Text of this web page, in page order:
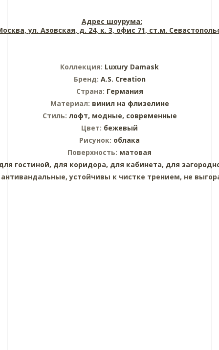
Адрес шоурума:
ул. Азовская, д. 24, к. 3, офис 71, ст.м.
Коллекция: Luxury Damask
Бренд: A.S. Creation
Страна: Германия
Материал: винил на флизелине
Стиль: лофт, модные, современные
Цвет: бежевый
Рисунок: облака
Поверхность: матовая
гостиной, для коридора, для кабинета, для
антивандальные, устойчивы к чистке трением, не